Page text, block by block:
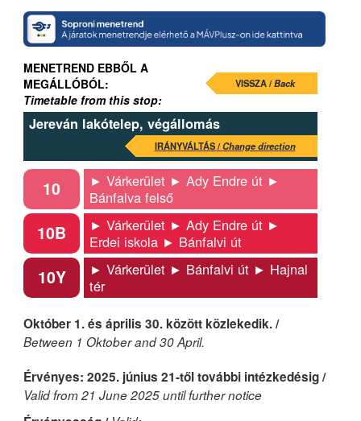
MENETREND EBBŐL A
MEGÁLLÓBÓL:
Timetable from this stop:
VISSZA /Back
Jereván lakótelep, végállomás
IRÁNYVÁLTÁS /Change direction
10
► Várkerület ► Ady Endre út ►
Bánfalva felső
10B
► Várkerület ► Ady Endre út ►
Erdei iskola ► Bánfalvi út
10Y
► Várkerület ► Bánfalvi út ► Hajnal
tér
Október 1. és április 30. között közlekedik. /
Between 1 Oktober and 30 April.
Érvényes: 2025. június 21-től további intézkedésig /
Valid from 21 June 2025 until further notice